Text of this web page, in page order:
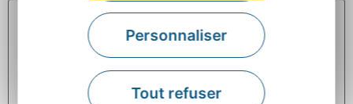
Personnaliser
Tout refuser